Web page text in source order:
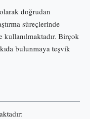
doğrudan
süreçlerinde
kullanılmaktadır. Birçok
bulunmaya teşvik